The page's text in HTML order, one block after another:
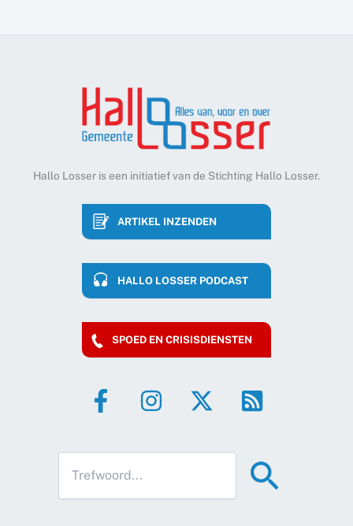
Hallo Losser is een initiatief van de Stichting Hallo Losser.
ARTIKEL INZENDEN
HALLO LOSSER PODCAST
SPOED EN CRISISDIENSTEN